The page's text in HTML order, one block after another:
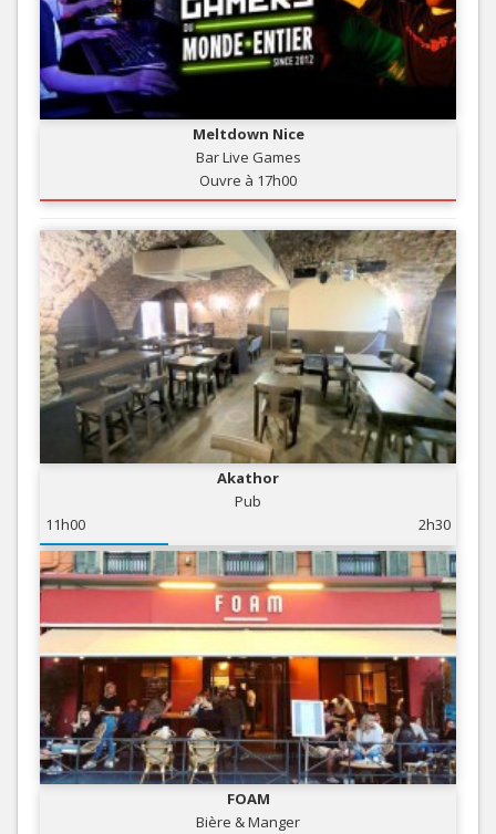
Meltdown Nice
Bar Live Games
Ouvre à 17h00
Akathor
Pub
11h00
2h30
FOAM
Bière & Manger